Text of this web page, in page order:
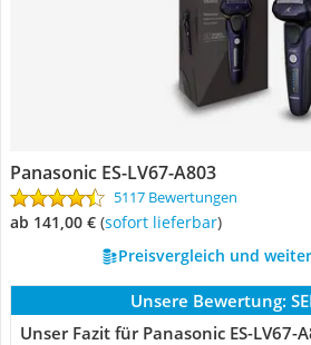
Panasonic ES-LV67-A803
5117 Bewertungen
ab 141,00 € ( Sofort lieferbar)
Preisvergleich und
Unsere Bewertung:
Unser Fazit für Panasonic ES-LV67-